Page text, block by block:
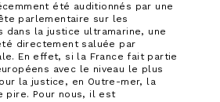
été auditionnés par une
parlementaire sur les
dans la justice ultramarine, une
directement saluée par
En effet, si la France fait partie
avec le niveau le plus
la justice, en Outre-mer, la
pire. Pour nous, il est